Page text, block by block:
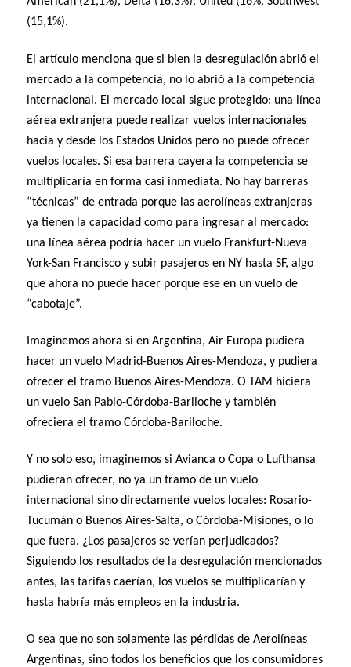
(15,1%).
El artículo menciona que si bien la desregulación abrió el
mercado a la competencia, no lo abrió a la competencia
internacional. El mercado local sigue protegido: una línea
aérea extranjera puede realizar vuelos internacionales
hacia y desde los Estados Unidos pero no puede ofrecer
vuelos locales. Si esa barrera cayera la competencia se
multiplicaría en forma casi inmediata. No hay barreras
“técnicas” de entrada porque las aerolíneas extranjeras
ya tienen la capacidad como para ingresar al mercado:
una línea aérea podría hacer un vuelo Frankfurt-Nueva
York-San Francisco y subir pasajeros en NY hasta SF, algo
que ahora no puede hacer porque ese en un vuelo de
“cabotaje”.
Imaginemos ahora si en Argentina, Air Europa pudiera
hacer un vuelo Madrid-Buenos Aires-Mendoza, y pudiera
ofrecer el tramo Buenos Aires-Mendoza. O TAM hiciera
un vuelo San Pablo-Córdoba-Bariloche y también
ofreciera el tramo Córdoba-Bariloche.
Y no solo eso, imaginemos si Avianca o Copa o Lufthansa
pudieran ofrecer, no ya un tramo de un vuelo
internacional sino directamente vuelos locales: Rosario-
Tucumán o Buenos Aires-Salta, o Córdoba-Misiones, o lo
que fuera. ¿Los pasajeros se verían perjudicados?
Siguiendo los resultados de la desregulación mencionados
antes, las tarifas caerían, los vuelos se multiplicarían y
hasta habría más empleos en la industria.
O sea que no son solamente las pérdidas de Aerolíneas
Argentinas, sino todos los beneficios que los consumidores